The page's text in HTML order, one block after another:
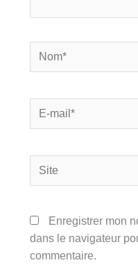
Nom*
E-
Site
Enregistrer mon
dans le navigateur
commentaire.